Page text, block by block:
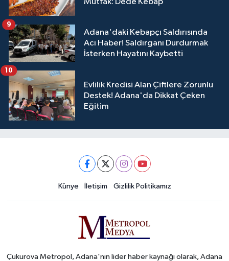
Mutfak: Dede Kebap
Adana'daki Kebapçı Saldırısında
Acı Haber! Saldırganı Durdurmak
İsterken Hayatını Kaybetti
9
Evlilik Kredisi Alan Çiftlere Zorunlu
Destek! Adana'da Dikkat Çeken
Eğitim
10
Künye İletişim Gizlilik Politikamız
Çukurova Metropol, Adana'nın lider haber kaynağı olarak, Adana